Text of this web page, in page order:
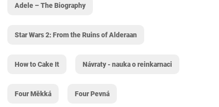
Adele – The Biography
Star Wars 2: From the Ruins of Alderaan
How to Cake It Návraty - nauka o reinkarnaci
Four Měkká Four Pevná